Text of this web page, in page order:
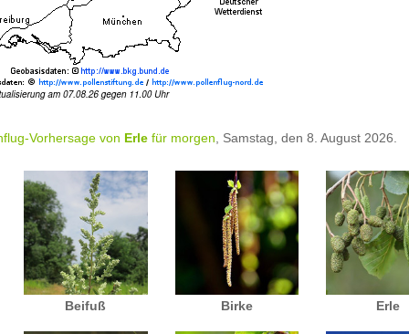
Vorhersage von Erle für morgen , Samstag, den 8. August 2026.
Beifuß Birke Erle